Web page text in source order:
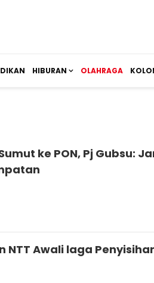
HIBURAN OLAHRAGA
ke PON, Pj Gubsu:
NTT Awali laga